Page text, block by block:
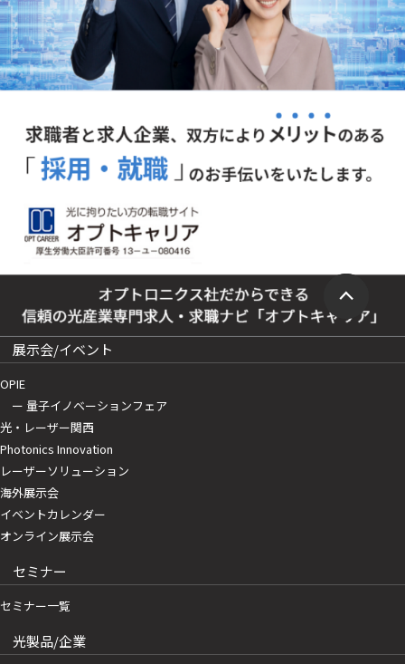
展示会/イベント
OPIE
ー 量子イノベーションフェア
光・レーザー関西
Photonics Innovation
レーザーソリューション
海外展示会
イベントカレンダー
オンライン展示会
セミナー
セミナー一覧
光製品/企業